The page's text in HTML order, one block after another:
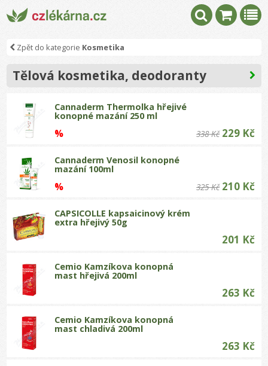
Zpět do kategorie Kosmetika
Tělová kosmetika, deodoranty
Cannaderm Thermolka hřejivé
konopné mazání 250 ml
% 338 Kč229 Kč
Cannaderm Venosil konopné
mazání 100ml
% 325 Kč210 Kč
CAPSICOLLE kapsaicinový krém
extra hřejivý 50g
201 Kč
Cemio Kamzíkova konopná
mast hřejivá 200ml
263 Kč
Cemio Kamzíkova konopná
mast chladivá 200ml
263 Kč